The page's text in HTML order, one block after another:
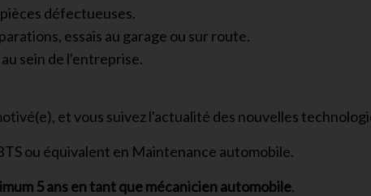
défectueuses.
essais au garage ou sur route.
sein de l'entreprise.
et vous suivez l'actualité des nouvelles
ou équivalent en Maintenance automobile.
5 ans en tant que mécanicien automobile.